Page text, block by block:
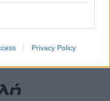
Privacy Policy
Google Newsκαι
ειδησεογραφία και τα